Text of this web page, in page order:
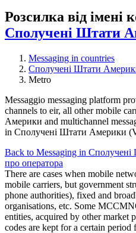
Розсилка від імені
Сполучені Штати
Messaging in countries
Сполучені Штати
Metro
Messaggio messaging platform
channels to eir, all other mobile
Америки and multichannel
in Сполучені Штати Америки
Back to Messaging in
про оператора
There are cases when mobile
mobile carriers, but government
phone authorities), fixed and
organisations, etc. Some
entities, acquired by other market
codes are kept for a certain period